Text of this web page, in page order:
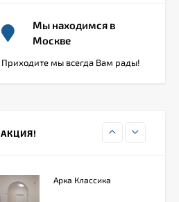
Мы находимся в
Москве
Приходите мы всегда Вам рады!
АКЦИЯ!
4 200
Арка Классика